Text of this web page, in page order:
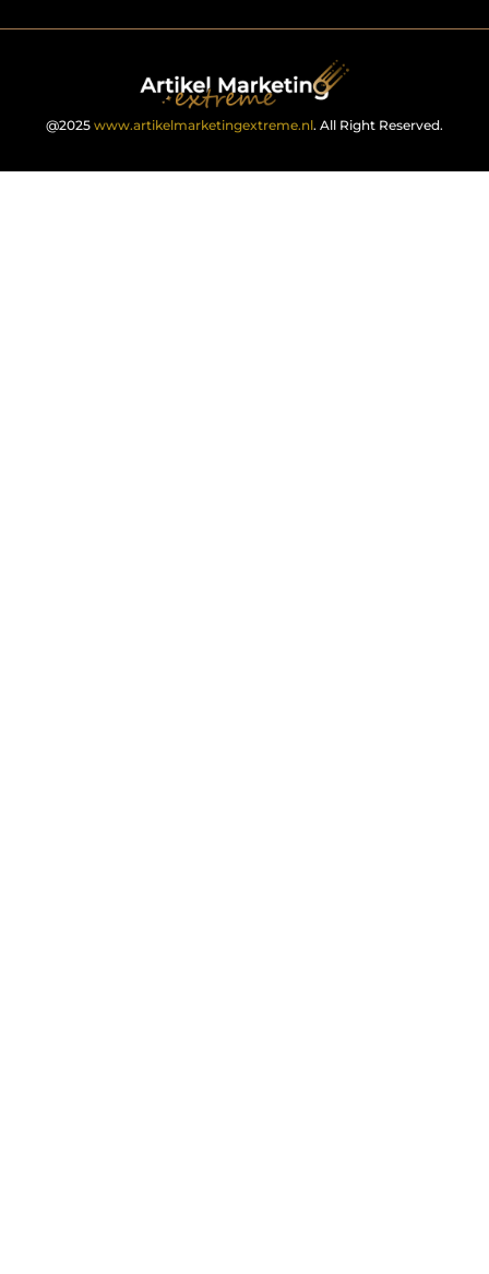
@2025 www.artikelmarketingextreme.nl. All Right Reserved.